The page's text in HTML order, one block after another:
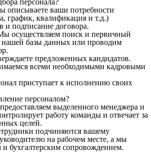
описываете ваши потребности
график, квалификация и т.д.)
и подписание договора.
осуществляем поиск и первичный
нашей базы данных или проводим
предложенных кандидатов.
всеми необходимыми кадровыми
приступает к исполнению своих
персоналом?
выделенного менеджера и
работу команды и отвечает за
целей.
подчиняются вашему
на рабочем месте, а мы
бухгалтерским сопровождением.